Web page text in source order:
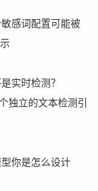
感词配置可能被
实时检测？
独立的文本检测引
你是怎么设计